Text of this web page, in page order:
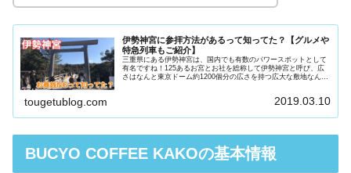
伊勢神宮に参拝方法があるって知ってた？【グルメや
特急列車もご紹介】
三重県にある伊勢神宮は、国内でも有数のパワースポットとして
有名ですね！125あるお宮とお社を総称して伊勢神宮と呼び、広
さはなんと東京ドーム約1200個分の広さを持つ広大な敷地なんで
tougetublog.com 2019.03.10
BUCYO COFFEE KAKOの基本情報